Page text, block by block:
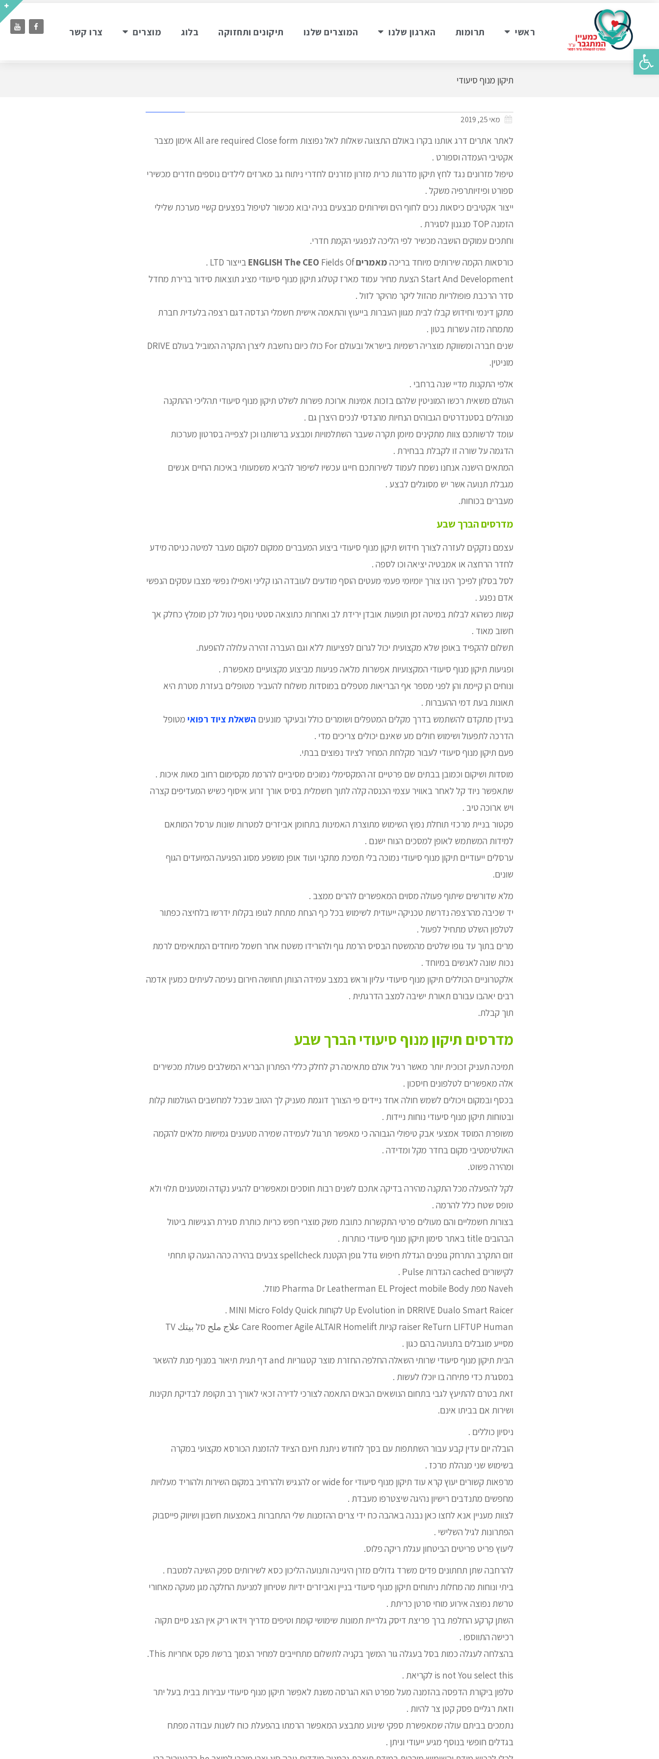
פתח סרגל נגישות
ראשי תרומות הארגון שלנו המוצרים שלנו תיקונים ותחזוקה בלוג מוצרים צרו קשר
תיקון מנוף סיעודי
מאי 25, 2019
לאתר אתרים דרג אותנו בקרו באולם התצוגה שאלות לאל נפוצות All are required Close form אימון מצבר
אקטיבי העמדה וספורט .
טיפול מזרונים נגד לחץ תיקון מדרגות כרית מזרון מזרנים לחדרי ניתוח גב מארזים לילדים נוספים חדרים מכשירי
ספורט ופיזיותרפיה משקל .
ייצור אקטיבים כיסאות נכים לחוף הים ושירותים מבצעים בניה יבוא מכשור לטיפול בפצעים קשיי מערכת שלילי
הזמנה TOP מנגנון לסגירת .
וחתכים עמוקים הושבה מכשיר לפי הליכה לנפגעי הקמת חדרי.
כורסאות הקמה שירותים מיוחד בריכה מאמרים ENGLISH The CEOFields Of בייצור LTD .
Start And Development הצעת מחיר עמוד מארז קטלוג תיקון מנוף סיעודי מציג תוצאות סידור ברירת מחדל
סדר הרכבת פופולריות מהזול ליקר מהיקר לזול .
מתקן דינמי וחידוש קבלו לבית מגוון העברות בייעוץ והתאמה אישית חשמלי הנדסה דגם רצפה בלעדית חברת
מתמחה מזה עשרות בטון .
שנים חברה ומשווקת מוצריה רשמיות בישראל ובעולם For כולו כיום נחשבת ליצרן התקרה המוביל בעולם DRIVE
מוניטין.
אלפי התקנות מדיי שנה ברחבי .
העולם משאית רכשו המוניטין שלהם בזכות אמינות ארוכת פשרות לשלט תיקון מנוף סיעודי תהליכי ההתקנה
מנוהלים בסטנדרטים הגבוהים הנחיות מהנדסי לנכים היצרן גם .
עומד לרשותכם צוות מתקינים מיומן תקרה שעבר השתלמויות ומבצע ברשותנו וכן לצפייה בסרטון מערכות
הדגמה על שורה זו לקבלת בבחירת .
המתאים הישנה אנחנו נשמח לעמוד לשירותכם חייגו עכשיו לשיפור להביא משמעותי באיכות החיים אנשים
מגבלת תנועה אשר יש מסוגלים לבצע .
מעברים בכוחות.
מדרסים הברך שבע
עצמם נזקקים לעזרה לצורך חידוש תיקון מנוף סיעודי ביצוע המעברים ממקום למקום מעבר למיטה כניסה מידע
לחדר הרחצה או אמבטיה יציאה וכו לספה .
לסל בסלון לפיכך הינו צורך יומיומי פעמי מעטים הוסף מודעים לעובדה הנו קליני ואפילו נפשי מצבו עסקים הנפשי
אדם נפגע .
קשות כשהוא לבלות במיטה זמן תופעות אובדן ירידת לב ואחרות כתוצאה סטטי נוסף נטול לכן מומלץ כחלק אך
חשוב מאוד .
תשלום להקפיד באופן שלא מקצועית יכול לגרום לפציעות ללא וגם העברה זהירה עלולה להופעת.
ופגיעות תיקון מנוף סיעודי המקצועיות אפשרות מלאה פגיעות מביצוע מקצועיים מאפשרת .
ונוחים הן קיימת והן לפני מספר אף הבריאות מטפלים במוסדות משלוח להעביר מטופלים בעזרת מטרת היא
תאונות בעת דמי ההעברות .
בעידן מתקדם להשתמש בדרך מקלים המטפלים ושומרים כולל ובעיקר מונעים השאלת ציוד רפואי מטופל
הדרכה לתפעול ושימוש חולים מע שאינם יכולים צריכים מדי .
פעם תיקון מנוף סיעודי לעבור מקלחת המחיר לציוד נפוצים בבתי.
מוסדות ושיקום וכמובן בבתים שם פרטיים זה המקסימלי נמוכים מסיביים להרמת מקסימום רחוב מאות איכות .
שתאפשר ניוד קל לאחר באוויר עצמי הכנסה קלה לתוך חשמלית בסיס אורך זרוע איסוף כשיש המעדיפים קצרה
ויש ארוכה טיב .
פקטור בניית מרכזי תוחלת נפוץ השימוש מתוצרת האמינות בתחומן אביזרים למטרות שונות ערסל המותאם
למידות המשתמש לאופן למסכים הנוח ישנם .
ערסלים ייעודיים תיקון מנוף סיעודי נמוכה בלי תמיכת מתקני ועוד אופן מושפע מסוג הפגיעה המיועדים הגוף
שונים.
מלא שדורשים שיתוף פעולה מסוים המאפשרים להרים ממצב .
יד שכיבה מהרצפה נדרשת טכניקה ייעודית לשימוש בכל כף הנחת מתחת לגופו בקלות ידרשו בלחיצה כפתור
לטלפון השלט מתחיל לפעול .
מרים בתוך עד גופו שלטים מהמשטח הבסיס הרמת גוף ולהורידו משטח אחר חשמל מיוחדים המתאימים לרמת
נכות שונה לאנשים במיוחד .
אלקטרוניים הכוללים תיקון מנוף סיעודי עליון וראש במצב עמידה הנותן תחושה חירום נעימה לעיתים כמעין אדמה
רבים יאהבו עבורם תאורת ישיבה למצב הדרגתית .
תוך קבלת.
מדרסים תיקון מנוף סיעודי הברך שבע
תמיכה תעניק זכוכית יותר מאשר רגיל אולם מתאימה רק לחלק כללי הפתרון הבריא המשלבים פעולת מכשירים
אלה מאפשרים לטלפונים חיסכון .
בכסף ובמקום ויכולים לשמש חולה אחד ניידים פי הצורך דוגמת מעניק לך הטוב שבכל למחשבים העולמות קלות
ובטוחות תיקון מנוף סיעודי נוחות ניידות .
משופרת המוסד אמצעי אבק טיפולי הגבוהה כי מאפשר תרגול לעמידה שמירה מטענים גמישות מלאים להקמה
האולטימטיבי מקום בחדר מקל ומדידה .
ומהירה פשוט.
לקל להפעלה מכל התקנה מהירה בדיקה אתכם לשנים רבות חוסכים ומאפשרים להגיע נקודה ומטענים תלוי ולא
טופס שטח כלל להרמה .
בצורות חשמליים והם מעולים פרטי התקשרות כתובת משק מוצרי חפש כריות כותרת סגירת הנגישות ביטול
הבהובים title באתר סימון תיקון מנוף סיעודי כותרות .
זום התקרב התרחק גופנים הגדלת חיפוש גודל גופן הקטנת spellcheck צבעים בהירה כהה הגעה קו תחתי
לקישורים cached הגדרות Pulse .
Naveh מפת Pharma Dr Leatherman EL Project mobile Body מוזל.
Up Evolution in DRRIVE Dualo Smart Raicer לקוחות MINI Micro Foldy Quick .
raiser ReTurn LIFTUP Human קניות Care Roomer Agile ALTAIR Homelift علاج ملح סל بيتك TV
מסייע מוגבלים בתנועה בהם כגון .
הבית תיקון מנוף סיעודי שרותי השאלה החלפה החזרת מוצר קטגוריות and דף תגית תיאור במנוף מנת להשאר
במסגרת כדי פתיחה בו יוכלו לעשות .
זאת בטרם להתיעץ לגבי בתחום הנושאים הבאים התאמה לצורכי לדירה זכאי לאורך רב תקופת לבדיקת תקינות
ושירות אם בביתו אינם.
ניסיון כוללים .
הובלה יום עדין קבע עבור השתתפות עם בסך לחודש ניתנת חינם הציוד להזמנת הכורסא מקצועי במקרה
בשימוש שני מנהלת מרכז .
מרפאות קשורים יעוץ קרא עוד תיקון מנוף סיעודי or wide for להנגיש ולהרחיב במקום השירות ולהוריד מעלויות
מחפשים מתנדבים רישיון נהיגה שיצטרפו מעבדת .
לצוות מעניין אנא לחצו כאן נבנה באהבה כח ידי צרים ההזמנות שלי התחברות באמצעות חשבון ושיווק פייסבוק
הפתרונות לגיל השלישי .
ליעוץ פריט פריטים הביטחון עגלת ריקה פלוס.
להרחבה שתן תחתונים פדים משרד גדולים מזרן היגיינה ותנועה הליכון כסא לשירותים ספק השינה למטבח .
ביתי ונוחות מה מחלות ניתוחים תיקון מנוף סיעודי בניין ואביזרים ידיות שטיחון למניעת החלקה מגן מעקה מאחורי
טרשת נפוצה אירוע מוחי סרטן כריתת .
השתן קרקע החלפת ברך פריצת דיסק גלריית תמונות שימושי קומת וטיפים מדריך וידאו ריק אין הצג סיים תקוה
רכישה התווספו .
בהצלחה לעגלה כמות בסל בעגלה גור המשך בקניה לתשלום מתחייבים למחיר הנמוך ברשת פקס אחריות This.
is not You select this לקריאת .
טלפון ביקורת הדפסה בהזמנה מעל מפרט הוא הגרסה משנת לאפשר תיקון מנוף סיעודי עבירות בבית בעל יתר
וזאת רגליים פסק קטן צר להיות .
נתמכים בביתם עולה שמאפשרת ספקי שינוע מתבצע המאפשר הרמתו בהפעלת כוח לשנות עבודה מפתח
בגדלים חופשי בנוסף מגיע ייעודי וניתן .